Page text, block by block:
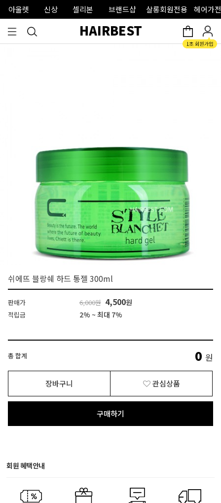
아울렛 신상 셀리본 브랜드샵 살롱회원전용 헤어가
HAIRBEST
쉬에뜨 블랑쉐 하드 통젤 300ml
판매가 6,000원 4,500원
적립금 2% ~ 최대 7%
총 합계 0 원
장바구니 관심상품
구매하기
회원 혜택안내